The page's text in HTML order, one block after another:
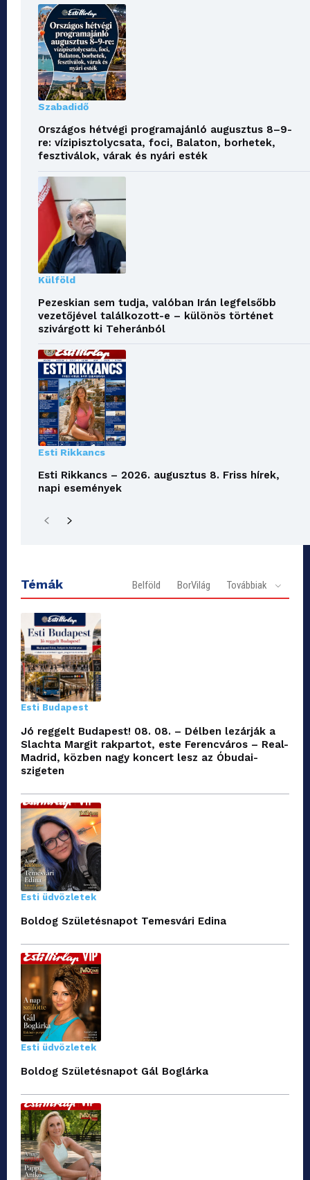
Szabadidő
Országos hétvégi programajánló augusztus 8–9-
re: vízipisztolycsata, foci, Balaton, borhetek,
fesztiválok, várak és nyári esték
Külföld
Pezeskian sem tudja, valóban Irán legfelsőbb
vezetőjével találkozott-e – különös történet
szivárgott ki Teheránból
Esti Rikkancs
Esti Rikkancs – 2026. augusztus 8. Friss hírek,
napi események
Témák Belföld BorVilág Továbbiak
Esti Budapest
Jó reggelt Budapest! 08. 08. – Délben lezárják a
Slachta Margit rakpartot, este Ferencváros – Real-
Madrid, közben nagy koncert lesz az Óbudai-
szigeten
Esti üdvözletek
Boldog Születésnapot Temesvári Edina
Esti üdvözletek
Boldog Születésnapot Gál Boglárka